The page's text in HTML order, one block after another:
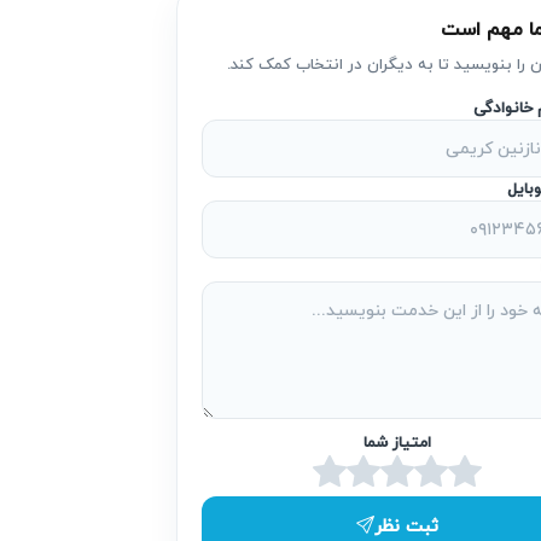
در نهایت ممکن است باعث از کارافتادگی
حتی در شرایط خاص، خطراتی برای ایمنی
کند که حتما باید توسط تکنسین‌های مجرب
استهلاک سایر قطعات می‌شود. این یعنی
مهم است
را بنویسید تا به دیگران در انتخاب کمک کند.
خانوادگی
امتیاز شما
ثبت نظر